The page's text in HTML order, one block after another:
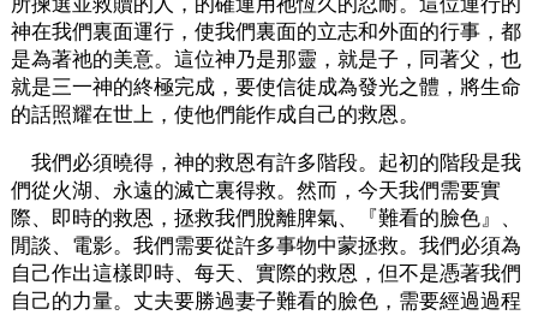
神在我們裏面運行，使我們裏面的立志和外面的行事，都
是為著祂的美意。這位神乃是那靈，就是子，同著父，也
就是三一神的終極完成，要使信徒成為發光之體，將生命
的話照耀在世上，使他們能作成自己的救恩。
我們必須曉得，神的救恩有許多階段。起初的階段是我
們從火湖、永遠的滅亡裏得救。然而，今天我們需要實
際、即時的救恩，拯救我們脫離脾氣、『難看的臉色』、
閒談、電影。我們需要從許多事物中蒙拯救。我們必須為
自己作出這樣即時、每天、實際的救恩，但不是憑著我們
自己的力量。丈夫要勝過妻子難看的臉色，需要經過過程